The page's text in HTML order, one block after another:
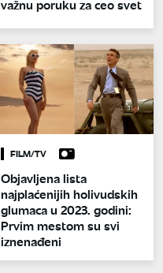
važnu poruku za ceo svet
FILM/TV
Objavljena lista
najplaćenijih holivudskih
glumaca u 2023. godini:
Prvim mestom su svi
iznenađeni